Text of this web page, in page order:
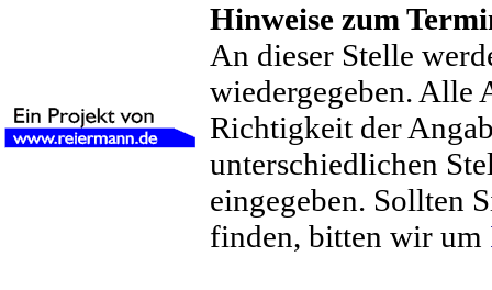
Hinweise zum
An dieser Stelle
wiedergegeben. Alle
Richtigkeit der
unterschiedlichen
eingegeben. Sollten
finden, bitten wir um